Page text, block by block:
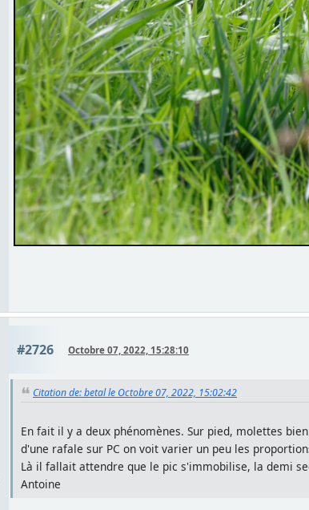
#2726 Octobre 07, 2022, 15:28:10
Citation de: betal le Octobre 07, 2022, 15:02:42
En fait il y a deux phénomènes. Sur pied, molettes
d'une rafale sur PC on voit varier un peu les
Là il fallait attendre que le pic s'immobilise, la demi
Antoine